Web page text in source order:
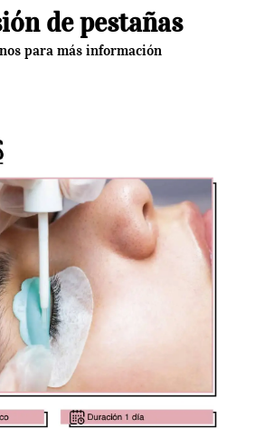
de pestañas
para más información